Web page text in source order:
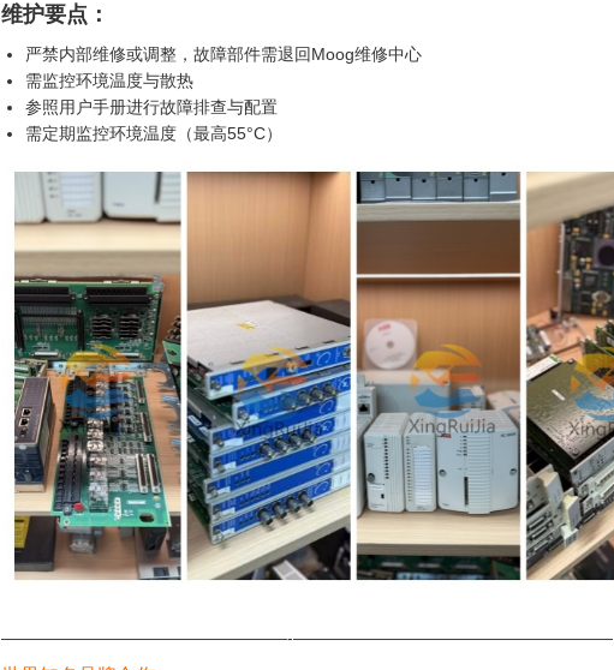
维护要点：
严禁内部维修或调整，故障部件需退回Moog维修中心
需监控环境温度与散热
参照用户手册进行故障排查与配置
需定期监控环境温度（最高55°C）
—————————————————-———————————————————